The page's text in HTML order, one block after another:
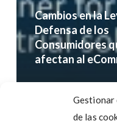
Gestionar
de las
Consumidores
que
afectan
al
Cambios en la
Defensa de los
Consumidores
afectan al